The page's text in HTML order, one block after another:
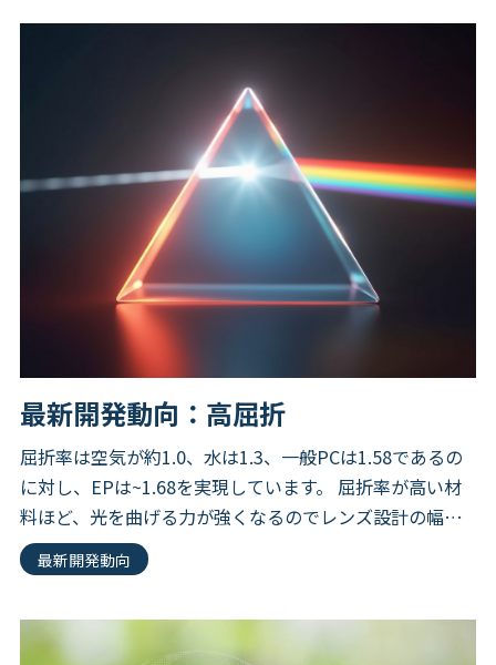
最新開発動向：高屈折
屈折率は空気が約1.0、水は1.3、一般PCは1.58であるの
に対し、EPは~1.68を実現しています。 屈折率が高い材
料ほど、光を曲げる力が強くなるのでレンズ設計の幅が
広がります。 EPは下図に示す高屈折率材がラインナ […]
最新開発動向